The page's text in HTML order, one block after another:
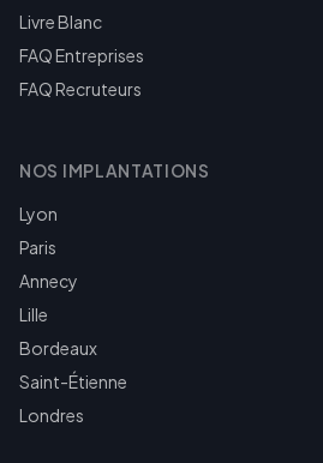
Livre Blanc
FAQ Entreprises
FAQ Recruteurs
NOS IMPLANTATIONS
Lyon
Paris
Annecy
Lille
Bordeaux
Saint-Étienne
Londres